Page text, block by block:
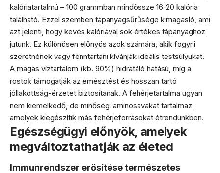
kalóriatartalmú – 100 grammban mindössze 16-20 kalória
található. Ezzel szemben tápanyagsűrűsége kimagasló, ami
azt jelenti, hogy kevés kalóriával sok értékes tápanyaghoz
jutunk. Ez különösen előnyös azok számára, akik fogyni
szeretnének vagy fenntartani kívánják ideális testsúlyukat.
A magas víztartalom (kb. 90%) hidratáló hatású, míg a
rostok támogatják az emésztést és hosszan tartó
jóllakottság-érzetet biztosítanak. A fehérjetartalma ugyan
nem kiemelkedő, de minőségi aminosavakat tartalmaz,
amelyek kiegészítik más fehérjeforrásokat étrendünkben.
Egészségügyi előnyök, amelyek
megváltoztathatják az életed
Immunrendszer erősítése természetes